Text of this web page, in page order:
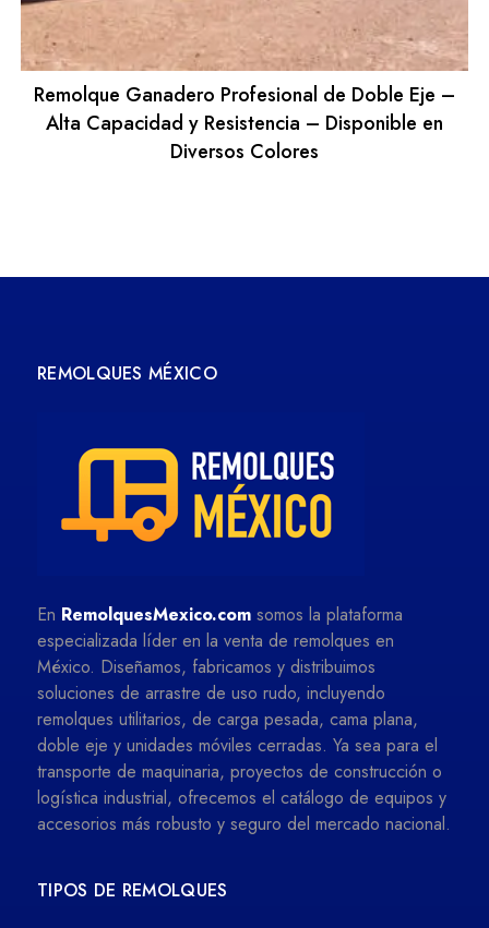
Remolque Ganadero Profesional de Doble Eje –
Alta Capacidad y Resistencia – Disponible en
Diversos Colores
REMOLQUES MÉXICO
En RemolquesMexico.com somos la plataforma
especializada líder en la venta de remolques en
México. Diseñamos, fabricamos y distribuimos
soluciones de arrastre de uso rudo, incluyendo
remolques utilitarios, de carga pesada, cama plana,
doble eje y unidades móviles cerradas. Ya sea para el
transporte de maquinaria, proyectos de construcción o
logística industrial, ofrecemos el catálogo de equipos y
accesorios más robusto y seguro del mercado nacional.
TIPOS DE REMOLQUES